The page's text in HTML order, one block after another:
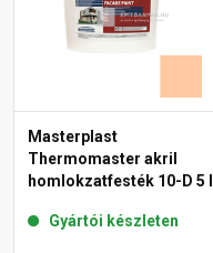
Masterplast
Thermomaster akril
homlokzatfesték 10-D 5 l
Gyártói készleten